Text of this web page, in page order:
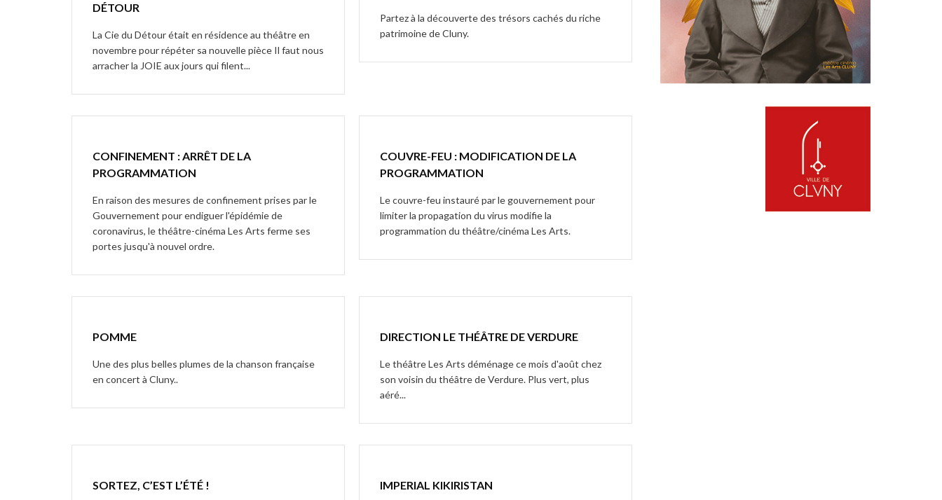
DÉTOUR
La Cie du Détour était en résidence au théâtre en
novembre pour répéter sa nouvelle pièce Il faut nous
arracher la JOIE aux jours qui filent...
Partez à la découverte des trésors cachés du riche
patrimoine de Cluny.
CONFINEMENT : ARRÊT DE LA
PROGRAMMATION
En raison des mesures de confinement prises par le
Gouvernement pour endiguer l'épidémie de
coronavirus, le théâtre-cinéma Les Arts ferme ses
portes jusqu'à nouvel ordre.
COUVRE-FEU : MODIFICATION DE LA
PROGRAMMATION
Le couvre-feu instauré par le gouvernement pour
limiter la propagation du virus modifie la
programmation du théâtre/cinéma Les Arts.
POMME
Une des plus belles plumes de la chanson française
en concert à Cluny..
DIRECTION LE THÉÂTRE DE VERDURE
Le théâtre Les Arts déménage ce mois d'août chez
son voisin du théâtre de Verdure. Plus vert, plus
aéré...
SORTEZ, C’EST L’ÉTÉ ! IMPERIAL KIKIRISTAN